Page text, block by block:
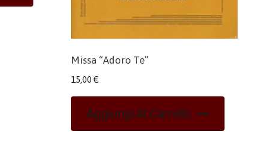
Missa “Adoro Te”
15,00 €
Aggiungi Al Carrello